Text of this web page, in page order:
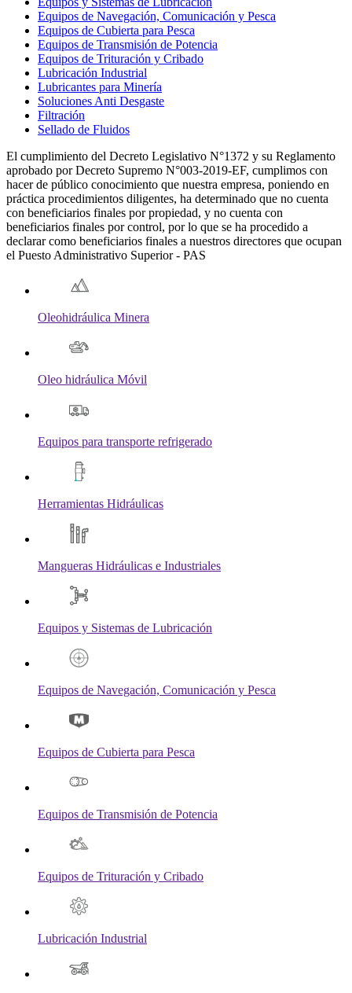
Equipos de Navegación, Comunicación y Pesca
Equipos de Cubierta para Pesca
Equipos de Transmisión de Potencia
Equipos de Trituración y Cribado
Lubricación Industrial
Lubricantes para Minería
Soluciones Anti Desgaste
Filtración
Sellado de Fluidos
El cumplimiento del Decreto Legislativo N°1372 y su Reglamento
aprobado por Decreto Supremo N°003-2019-EF, cumplimos con
hacer de público conocimiento que nuestra empresa, poniendo en
práctica procedimientos diligentes, ha determinado que no cuenta
con beneficiarios finales por propiedad, y no cuenta con
beneficiarios finales por control, por lo que se ha procedido a
declarar como beneficiarios finales a nuestros directores que ocupan
el Puesto Administrativo Superior - PAS
Oleohidráulica Minera
Oleo hidráulica Móvil
Equipos para transporte refrigerado
Herramientas Hidráulicas
Mangueras Hidráulicas e Industriales
Equipos y Sistemas de Lubricación
Equipos de Navegación, Comunicación y Pesca
Equipos de Cubierta para Pesca
Equipos de Transmisión de Potencia
Equipos de Trituración y Cribado
Lubricación Industrial